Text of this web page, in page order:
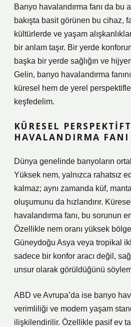
Banyo havalandırma fanı da bu
bakışta basit görünen bu cihaz,
kültürlerde ve yaşam
bir anlam taşır. Bir yerde
başka bir yerde sağlığın ve
Gelin, banyo havalandırma
küresel hem de yerel
keşfedelim.
KÜRESEL
HAVALANDIRMA FANI
Dünya genelinde banyoların
Yüksek nem, yalnızca rahatsız
kalmaz; aynı zamanda küf,
oluşumunu da hızlandırır.
havalandırma fanı, bu sorunun
Özellikle nem oranı yüksek
Güneydoğu Asya veya tropikal
sadece bir konfor aracı değil,
unsur olarak görüldüğünü
ABD ve Avrupa’da ise banyo
verimliliği ve modern yaşam
ilişkilendirilir. Özellikle pasif ev